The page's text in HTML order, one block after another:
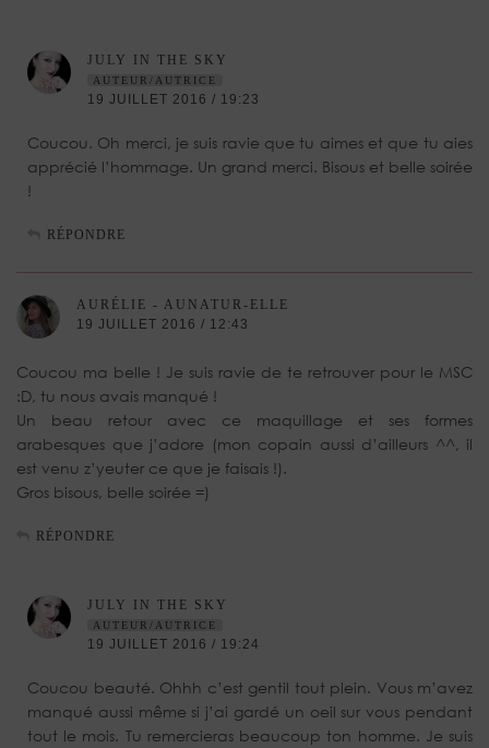
JULY IN THE SKY
AUTEUR/AUTRICE
19 JUILLET 2016 / 19:23
Coucou. Oh merci, je suis ravie que tu aimes et que tu aies
apprécié l’hommage. Un grand merci. Bisous et belle soirée
!
RÉPONDRE
AURÉLIE - AUNATUR-ELLE
19 JUILLET 2016 / 12:43
Coucou ma belle ! Je suis ravie de te retrouver pour le MSC
:D, tu nous avais manqué !
Un beau retour avec ce maquillage et ses formes
arabesques que j’adore (mon copain aussi d’ailleurs ^^, il
est venu z’yeuter ce que je faisais !).
Gros bisous, belle soirée =)
RÉPONDRE
JULY IN THE SKY
AUTEUR/AUTRICE
19 JUILLET 2016 / 19:24
Coucou beauté. Ohhh c’est gentil tout plein. Vous m’avez
manqué aussi même si j’ai gardé un oeil sur vous pendant
tout le mois. Tu remercieras beaucoup ton homme. Je suis